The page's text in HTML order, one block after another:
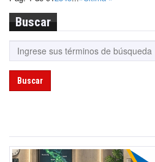
Buscar
Buscar